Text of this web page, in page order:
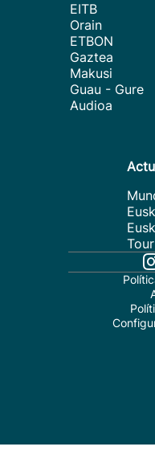
EITB
Orain
ETBON
Gaztea
Makusi
Guau - Gure
Audioa